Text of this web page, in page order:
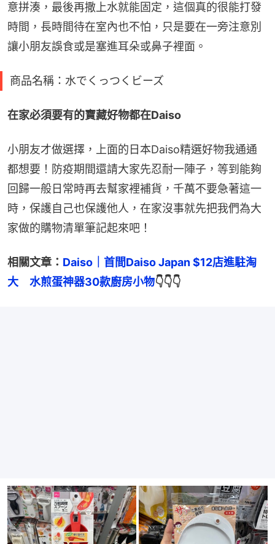
意拼湊，最後再撒上水就能固定，這個真的很能打發
時間，長時間待在室內也不怕，只是要在一旁注意別
讓小朋友誤食或是塞進耳朵或鼻子裡面。
商品名稱：水でくっつくビーズ
在家必須要有的寶藏好物都在Daiso
小朋友才做選擇，上面的日本Daiso精選好物我通通
都想要！防疫期間還請大家先忍耐一陣子，等到能夠
回歸一般日常時再去幫家裡補貨，千萬不要急著這一
時，保護自己也保護他人，在家沒事就先把我們為大
家做的購物清單筆記起來吧！
相關文章： Daiso｜首間Daiso Japan $12店進駐淘
大　水煎蛋神器30款廚房小物👇👇👇